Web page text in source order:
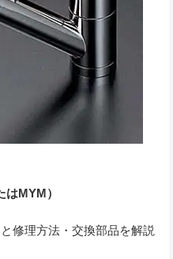
MYM）
修理方法・交換部品を解説